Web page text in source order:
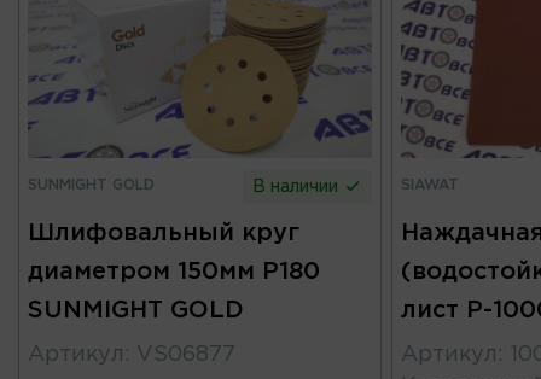
SUNMIGHT GOLD В наличии
Шлифовальный круг
диаметром 150мм P180
SUNMIGHT GOLD
Артикул : VS06877
SIAWAT
лист Р-
Артикул :